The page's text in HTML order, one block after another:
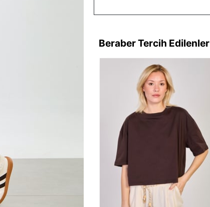
Beraber Tercih Edilenler